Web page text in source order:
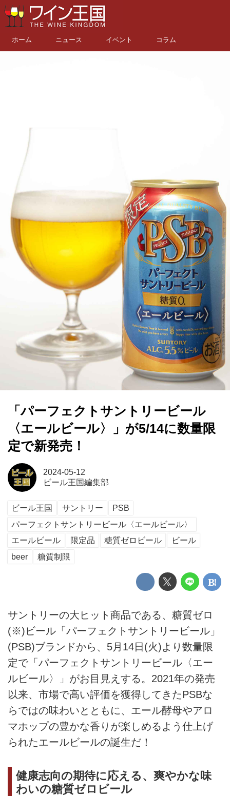
ホーム ニュース イベント コラム
「パーフェクトサントリービール
〈エールビール〉」が5/14に数量限
定で新発売！
2024-05-12
ビール王国編集部
ビール王国 サントリー
PSB
パーフェクトサントリービール〈エールビール〉
エールビール
限定品 糖質ゼロビール
ビール
beer
糖質制限
サントリーの大ヒット商品である、糖質ゼロ
(※)ビール「パーフェクトサントリービール」
(PSB)ブランドから、5月14日(火)より数量限
定で「パーフェクトサントリービール〈エー
ルビール〉」がお目見えする。2021年の発売
以来、市場で高い評価を獲得してきたPSBな
らではの味わいとともに、エール酵母やアロ
マホップの豊かな香りが楽しめるよう仕上げ
られたエールビールの誕生だ！
健康志向の期待に応える、爽やかな味
わいの糖質ゼロビール